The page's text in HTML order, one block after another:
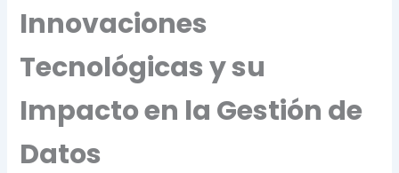
Innovaciones
Tecnológicas y su
Impacto en la Gestión de
Datos